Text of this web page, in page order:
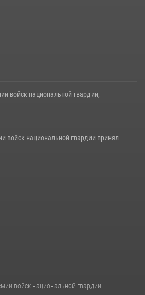
войск национальной гвардии,
войск национальной гвардии принял
войск национальной гвардии